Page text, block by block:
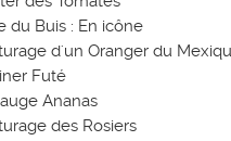
du Buis : En icône
d'un Oranger du
Futé
Ananas
des Rosiers